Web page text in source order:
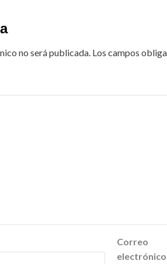
no será publicada. Los campos
Correo
electrónico